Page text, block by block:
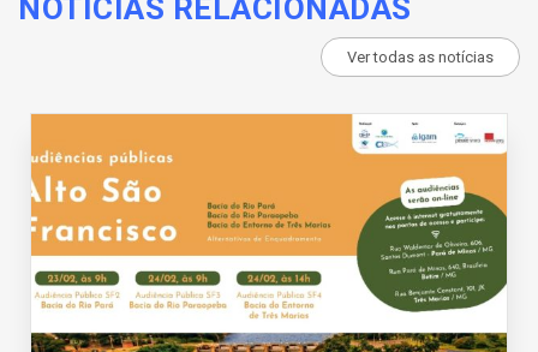
NOTÍCIAS RELACIONADAS
Ver todas as notícias